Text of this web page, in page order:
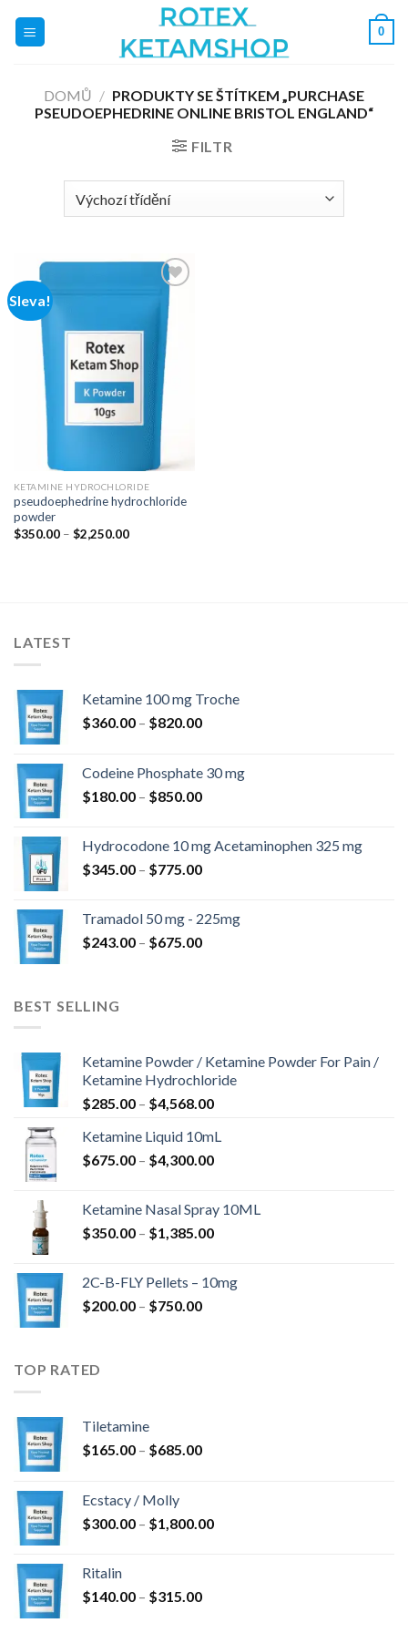
0
DOMŮ / PRODUKTY SE ŠTÍTKEM „PURCHASE
PSEUDOEPHEDRINE ONLINE BRISTOL ENGLAND“
FILTR
Sleva!
Add to
wishlist
KETAMINE HYDROCHLORIDE
pseudoephedrine hydrochloride
powder
$350.00 – $2,250.00Rozpětí
LATEST
Ketamine 100 mg Troche
$360.00 – $820.00Rozpětí
až
$820.00
Codeine Phosphate 30 mg
$180.00 – $850.00Rozpětí
až
$850.00
Hydrocodone 10 mg Acetaminophen 325 mg
$345.00 – $775.00Rozpětí
až
$775.00
Tramadol 50 mg - 225mg
$243.00 – $675.00Rozpětí
BEST SELLING
Ketamine Powder / Ketamine Powder For Pain /
Ketamine Hydrochloride
$285.00 – $4,568.00Rozpětí
$285.00
až
Ketamine Liquid 10mL
$675.00 – $4,300.00Rozpětí
až
$4,300.00
Ketamine Nasal Spray 10ML
$350.00 – $1,385.00Rozpětí
až
2C-B-FLY Pellets – 10mg
$200.00 – $750.00Rozpětí
TOP RATED
Tiletamine
$165.00 – $685.00Rozpětí
$685.00
Ecstacy / Molly
$300.00 – $1,800.00Rozpětí
Ritalin
$140.00 – $315.00Rozpětí